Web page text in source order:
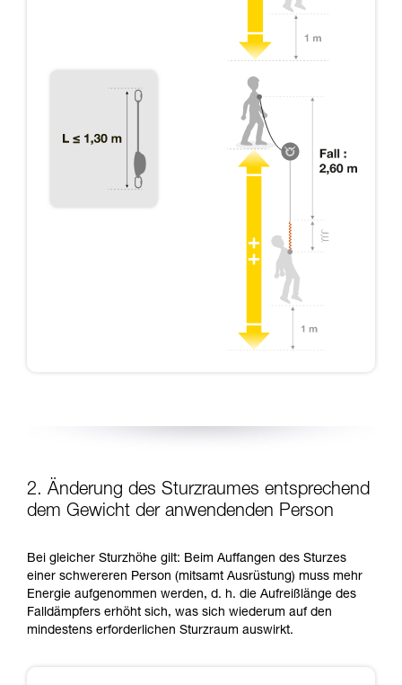
2. Änderung des Sturzraumes entsprechend
dem Gewicht der anwendenden Person
Bei gleicher Sturzhöhe gilt: Beim Auffangen des Sturzes
einer schwereren Person (mitsamt Ausrüstung) muss mehr
Energie aufgenommen werden, d. h. die Aufreißlänge des
Falldämpfers erhöht sich, was sich wiederum auf den
mindestens erforderlichen Sturzraum auswirkt.